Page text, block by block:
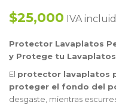
$25,000 IVA
Protector Lavaplatos
y Protege tu Lavaplatos
El protector lavaplatos
proteger el fondo del
desgaste, mientras